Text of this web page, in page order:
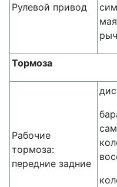
Рулевой привод
Тормоза
Рабочие
тормоза:
передние задние